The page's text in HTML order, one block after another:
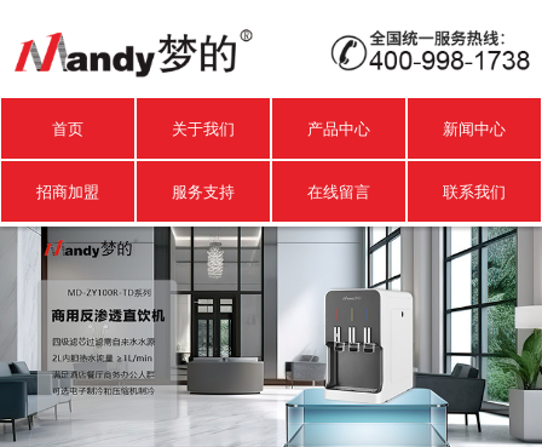
首页 关于我们 产品中心 新闻中心
招商加盟 服务支持 在线留言 联系我们